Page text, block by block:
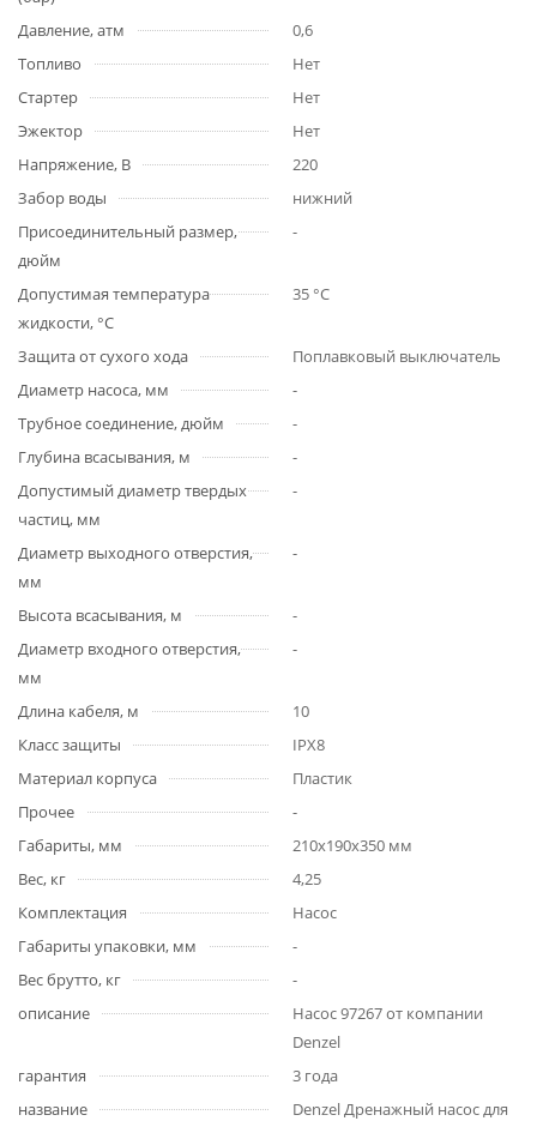
Давление, атм
0,6
Топливо
Нет
Стартер
Нет
Эжектор
Нет
Напряжение, В
220
Забор воды
нижний
Присоединительный размер,
дюйм
-
Допустимая температура
жидкости, °С
35 °С
Защита от сухого хода
Поплавковый выключатель
Диаметр насоса, мм
-
Трубное соединение, дюйм
-
Глубина всасывания, м
-
Допустимый диаметр твердых
частиц, мм
-
Диаметр выходного отверстия,
мм
-
Высота всасывания, м
-
Диаметр входного отверстия,
мм
-
Длина кабеля, м
10
Класс защиты
IPX8
Материал корпуса
Пластик
Прочее
-
Габариты, мм
210х190х350 мм
Вес, кг
4,25
Комплектация
Насос
Габариты упаковки, мм
-
Вес брутто, кг
-
описание
Насос 97267 от компании
Denzel
гарантия
3 года
название
Denzel Дренажный насос для